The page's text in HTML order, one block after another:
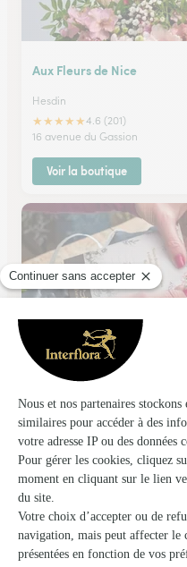
Aux Fleurs de Nice
Hesdin
★★★★★4.6 (201)
16 avenue du Gassion
Voir la boutique
Val’fleur
★★★★★4 (180)
6, place de l'Hôtel de Ville
Voir la boutique